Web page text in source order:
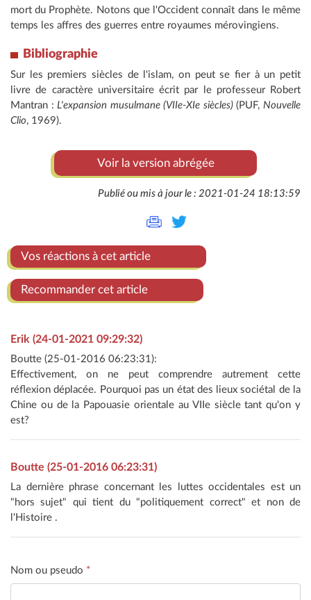
mort du Prophète. Notons que l'Occident connaît dans le même
temps les affres des guerres entre royaumes mérovingiens.
Bibliographie
Sur les premiers siècles de l'islam, on peut se fier à un petit
livre de caractère universitaire écrit par le professeur Robert
Mantran : L'expansion musulmane (VIIe-XIe siècles)(PUF, Nouvelle
Clio, 1969).
Voir la version abrégée
Publié ou mis à jour le : 2021-01-24 18:13:59
Vos réactions à cet article
Recommander cet article
Erik (24-01-2021 09:29:32)
Boutte (25-01-2016 06:23:31):
Effectivement, on ne peut comprendre autrement cette
réflexion déplacée. Pourquoi pas un état des lieux sociétal de la
Chine ou de la Papouasie orientale au VIIe siècle tant qu'on y
est?
Boutte (25-01-2016 06:23:31)
La dernière phrase concernant les luttes occidentales est un
"hors sujet" qui tient du "politiquement correct" et non de
l'Histoire .
Nom ou pseudo *